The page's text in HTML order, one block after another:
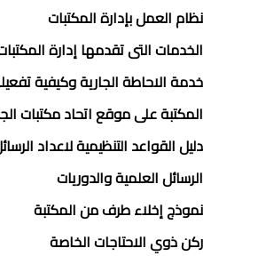
نظام العمل بإدارة المكتبات
الخدمات التى تقدمها إدارة
خدمة الاحاطة الجارية وكيفية
المكتبة على موقع اتحاد مكتبات
دليل القواعد التنظيمية لاعداد
الرسائل العلمية والدوريات
نموذج إخلاء طرف من المكتبة
ركن ذوي الاحتاجات الخاصة